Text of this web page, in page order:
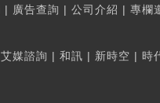
| 廣告查詢 | 公司介紹 | 專欄
艾媒諮詢 | 和訊 | 新時空 | 時